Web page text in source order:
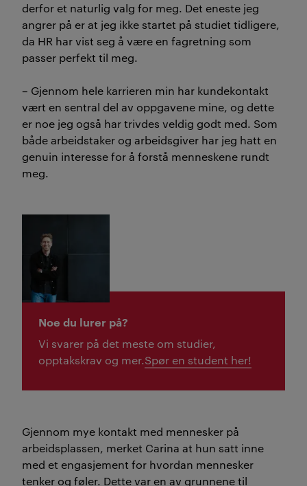
derfor et naturlig valg for meg. Det eneste jeg
angrer på er at jeg ikke startet på studiet tidligere,
da HR har vist seg å være en fagretning som
passer perfekt til meg.
– Gjennom hele karrieren min har kundekontakt
vært en sentral del av oppgavene mine, og dette
er noe jeg også har trivdes veldig godt med. Som
både arbeidstaker og arbeidsgiver har jeg hatt en
genuin interesse for å forstå menneskene rundt
meg.
Noe du lurer på?
Vi svarer på det meste om studier,
opptakskrav og mer.Spør en student her!
Gjennom mye kontakt med mennesker på
arbeidsplassen, merket Carina at hun satt inne
med et engasjement for hvordan mennesker
tenker og føler. Dette var en av grunnene til